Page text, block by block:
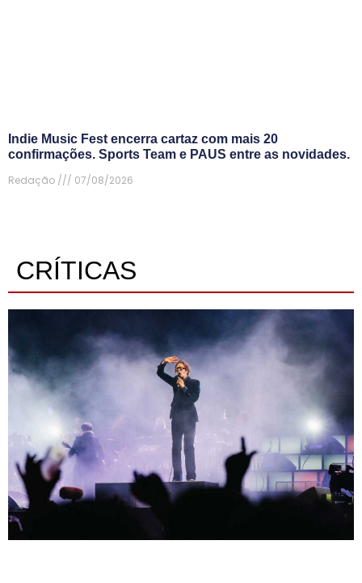
Indie Music Fest encerra cartaz com mais 20
confirmações. Sports Team e PAUS entre as novidades.
Redação
07/08/2026
CRÍTICAS